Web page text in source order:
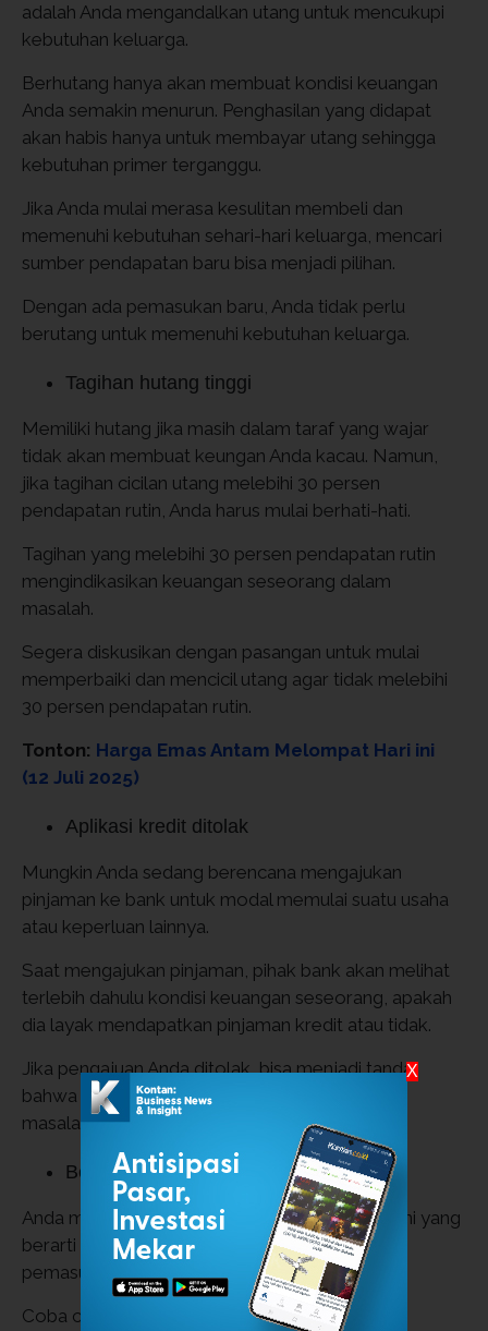
adalah Anda mengandalkan utang untuk mencukupi
kebutuhan keluarga.
Berhutang hanya akan membuat kondisi keuangan
Anda semakin menurun. Penghasilan yang didapat
akan habis hanya untuk membayar utang sehingga
kebutuhan primer terganggu.
Jika Anda mulai merasa kesulitan membeli dan
memenuhi kebutuhan sehari-hari keluarga, mencari
sumber pendapatan baru bisa menjadi pilihan.
Dengan ada pemasukan baru, Anda tidak perlu
berutang untuk memenuhi kebutuhan keluarga.
Tagihan hutang tinggi
Memiliki hutang jika masih dalam taraf yang wajar
tidak akan membuat keungan Anda kacau. Namun,
jika tagihan cicilan utang melebihi 30 persen
pendapatan rutin, Anda harus mulai berhati-hati.
Tagihan yang melebihi 30 persen pendapatan rutin
mengindikasikan keuangan seseorang dalam
masalah.
Segera diskusikan dengan pasangan untuk mulai
memperbaiki dan mencicil utang agar tidak melebihi
30 persen pendapatan rutin.
Tonton: Harga Emas Antam Melompat Hari ini
(12 Juli 2025)
Aplikasi kredit ditolak
Mungkin Anda sedang berencana mengajukan
pinjaman ke bank untuk modal memulai suatu usaha
atau keperluan lainnya.
Saat mengajukan pinjaman, pihak bank akan melihat
terlebih dahulu kondisi keuangan seseorang, apakah
dia layak mendapatkan pinjaman kredit atau tidak.
Jika pengajuan Anda ditolak, bisa menjadi tanda
bahwa keuangan keluarga Anda sedang dalam
masalah.
Besar pasak dari pada tiang
Anda mungkin pernah mendengar peribahasa ini yang
berarti pengeluaran lebih besar dari pada
pemasukan.
Coba cek lagi apakah pengeluaran Anda sudah
X